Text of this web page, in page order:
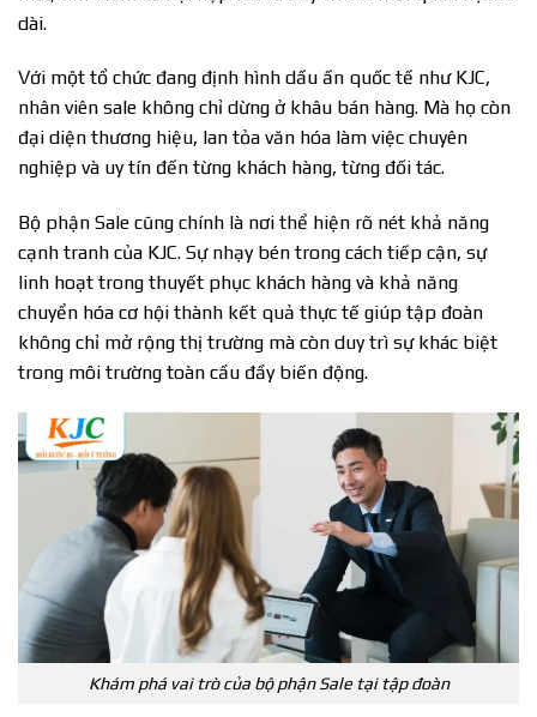
dài.
Với một tổ chức đang định hình dấu ấn quốc tế như KJC,
nhân viên sale không chỉ dừng ở khâu bán hàng. Mà họ còn
đại diện thương hiệu, lan tỏa văn hóa làm việc chuyên
nghiệp và uy tín đến từng khách hàng, từng đối tác.
Bộ phận Sale cũng chính là nơi thể hiện rõ nét khả năng
cạnh tranh của KJC. Sự nhạy bén trong cách tiếp cận, sự
linh hoạt trong thuyết phục khách hàng và khả năng
chuyển hóa cơ hội thành kết quả thực tế giúp tập đoàn
không chỉ mở rộng thị trường mà còn duy trì sự khác biệt
trong môi trường toàn cầu đầy biến động.
Khám phá vai trò của bộ phận Sale tại tập đoàn